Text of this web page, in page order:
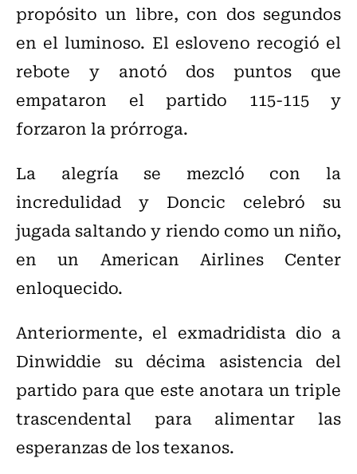
propósito un libre, con dos segundos
en el luminoso. El esloveno recogió el
rebote y anotó dos puntos que
empataron el partido 115-115 y
forzaron la prórroga.
La alegría se mezcló con la
incredulidad y Doncic celebró su
jugada saltando y riendo como un niño,
en un American Airlines Center
enloquecido.
Anteriormente, el exmadridista dio a
Dinwiddie su décima asistencia del
partido para que este anotara un triple
trascendental para alimentar las
esperanzas de los texanos.